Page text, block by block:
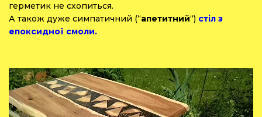
герметик не схопиться.
А також дуже симпатичний (“апетитний“) стіл з
епоксидної смоли.